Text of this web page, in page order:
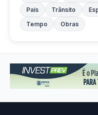
País
Trânsito
Tempo
Obras